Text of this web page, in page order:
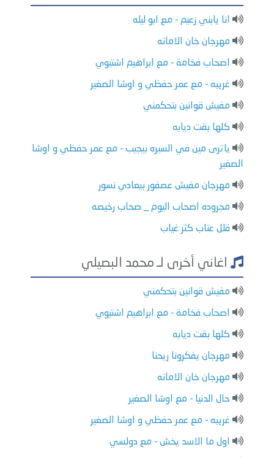
انا يابني زعيم - مع ابو ليله
مهرجان خان الامانه
اصحاب فخامة - مع ابراهيم اشتيوي
غريبه - مع عمر حفظي و اوشا الصغير
مفيش قوانين بتحكمني
كلها بقت ديابه
ياترى مين في السيره بيجيب - مع عمر حفظي و اوشا
الصغير
مهرجان مفيش عصفور بيعادي نسور
مجروده اصحاب اليوم _ صحاب رخيصه
قلل عتاب كثر غياب
اغاني أخرى لـ محمد البصيلي
مفيش قوانين بتحكمني
اصحاب فخامة - مع ابراهيم اشتيوي
كلها بقت ديابه
مهرجان يفكرونا ريحنا
مهرجان خان الامانه
حال الدنيا - مع اوشا الصغير
غريبه - مع عمر حفظي و اوشا الصغير
اول ما الاسد يخش - مع دولسي